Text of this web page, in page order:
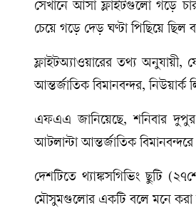
সেখানে আসা ফ্লাইটগুলো গড়ে
চেয়ে গড়ে দেড় ঘণ্টা পিছিয়ে
ফ্লাইটঅ্যাওয়ারের তথ্য অনুযায়ী,
আন্তর্জাতিক বিমানবন্দর, নিউয়ার্ক
এফএএ জানিয়েছে, শনিবার দুপুর
আটলান্টা আন্তর্জাতিক
দেশটিতে থ্যাঙ্কসগিভিং ছুটি
মৌসুমগুলোর একটি বলে মনে করা